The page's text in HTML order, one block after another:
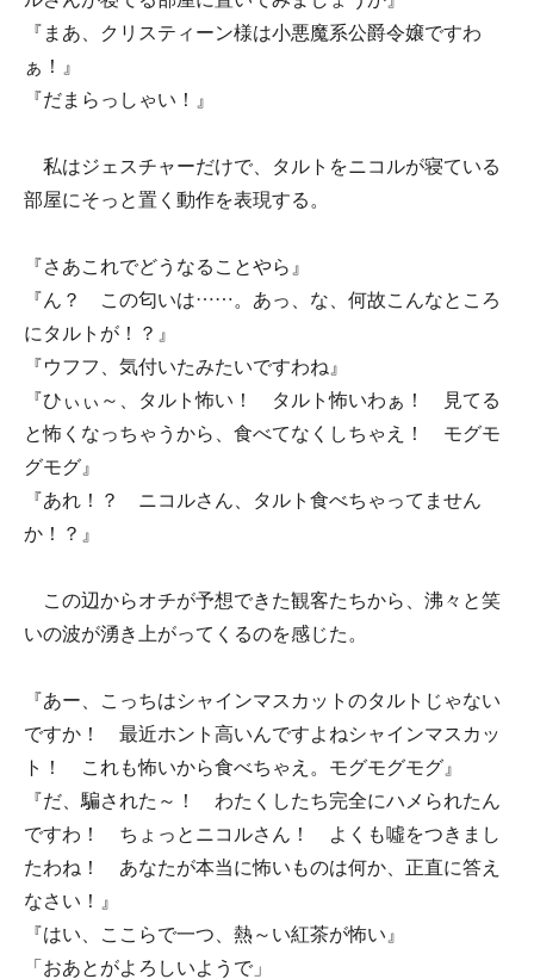
『まあ、クリスティーン様は小悪魔系公爵令嬢ですわ
ぁ！』
『だまらっしゃい！』
私はジェスチャーだけで、タルトをニコルが寝ている
部屋にそっと置く動作を表現する。
『さあこれでどうなることやら』
『ん？ この匂いは……。あっ、な、何故こんなところ
にタルトが！？』
『ウフフ、気付いたみたいですわね』
『ひぃぃ～、タルト怖い！ タルト怖いわぁ！ 見てる
と怖くなっちゃうから、食べてなくしちゃえ！ モグモ
グモグ』
『あれ！？ ニコルさん、タルト食べちゃってません
か！？』
この辺からオチが予想できた観客たちから、沸々と笑
いの波が湧き上がってくるのを感じた。
『あー、こっちはシャインマスカットのタルトじゃない
ですか！ 最近ホント高いんですよねシャインマスカッ
ト！ これも怖いから食べちゃえ。モグモグモグ』
『だ、騙された～！ わたくしたち完全にハメられたん
ですわ！ ちょっとニコルさん！ よくも噓をつきまし
たわね！ あなたが本当に怖いものは何か、正直に答え
なさい！』
『はい、ここらで一つ、熱～い紅茶が怖い』
「おあとがよろしいようで」